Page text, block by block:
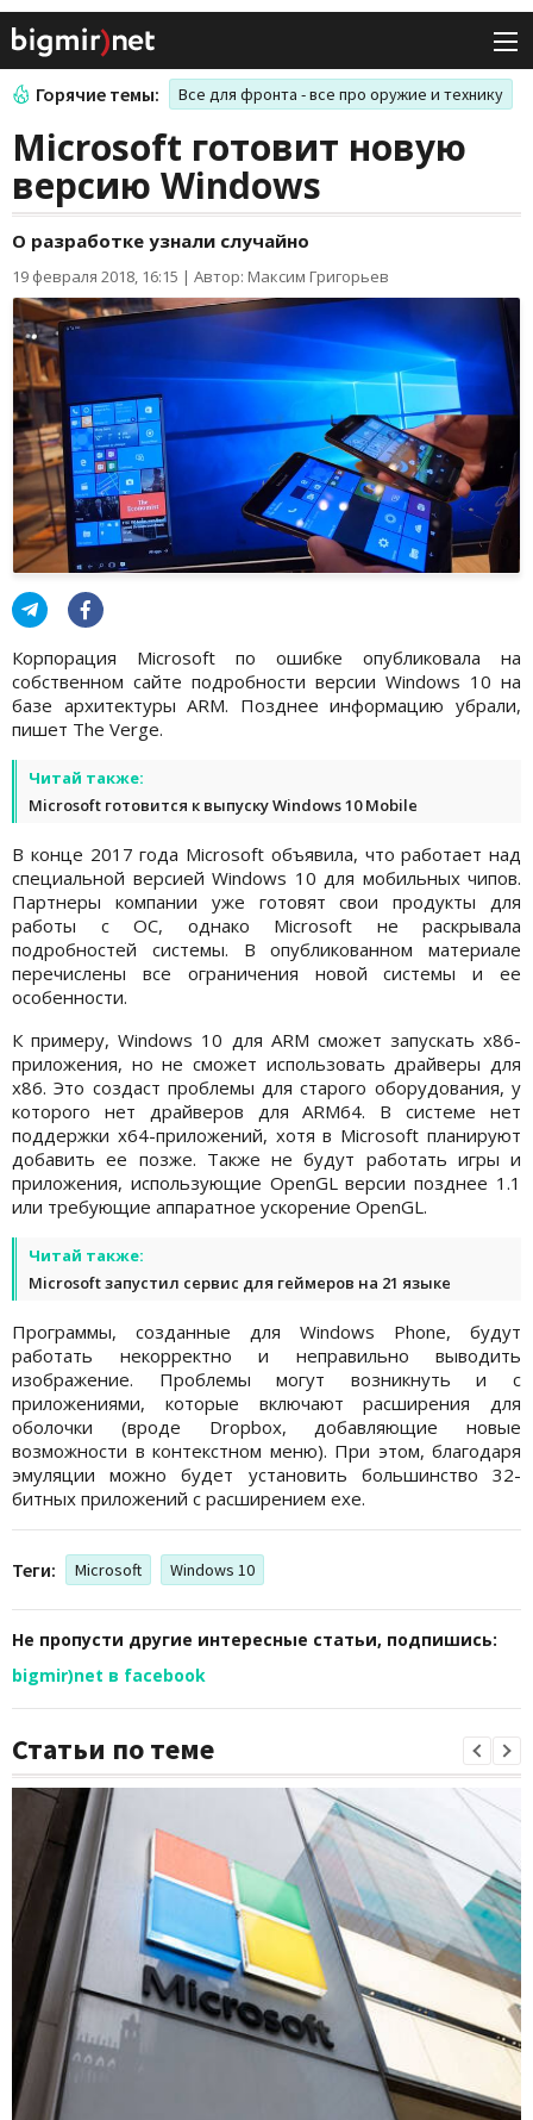
Горячие темы: Все для фронта - все про оружие и технику
Microsoft готовит новую
версию Windows
О разработке узнали случайно
19 февраля 2018, 16:15 | Автор: Максим Григорьев
Корпорация Microsoft по ошибке опубликовала на
собственном сайте подробности версии Windows 10 на
базе архитектуры ARM. Позднее информацию убрали,
пишет The Verge.
Читай также:
Microsoft готовится к выпуску Windows 10 Mobile
В конце 2017 года Microsoft объявила, что работает над
специальной версией Windows 10 для мобильных чипов.
Партнеры компании уже готовят свои продукты для
работы с ОС, однако Microsoft не раскрывала
подробностей системы. В опубликованном материале
перечислены все ограничения новой системы и ее
особенности.
К примеру, Windows 10 для ARM сможет запускать x86-
приложения, но не сможет использовать драйверы для
x86. Это создаст проблемы для старого оборудования, у
которого нет драйверов для ARM64. В системе нет
поддержки х64-приложений, хотя в Microsoft планируют
добавить ее позже. Также не будут работать игры и
приложения, использующие OpenGL версии позднее 1.1
или требующие аппаратное ускорение OpenGL.
Читай также:
Microsoft запустил сервис для геймеров на 21 языке
Программы, созданные для Windows Phone, будут
работать некорректно и неправильно выводить
изображение. Проблемы могут возникнуть и с
приложениями, которые включают расширения для
оболочки (вроде Dropbox, добавляющие новые
возможности в контекстном меню). При этом, благодаря
эмуляции можно будет установить большинство 32-
битных приложений с расширением exe.
Теги: Microsoft Windows 10
Не пропусти другие интересные статьи, подпишись:
bigmir)net в facebook
Статьи по теме